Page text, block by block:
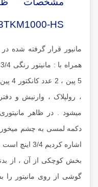
HS
، رولپلاک ، وارنیش و
میشود . در ظاهر
دکمه لمسی به چشم میخورد
اشاره
بخش کوچکی از آن ، از
گوشی از روی مانیتور را